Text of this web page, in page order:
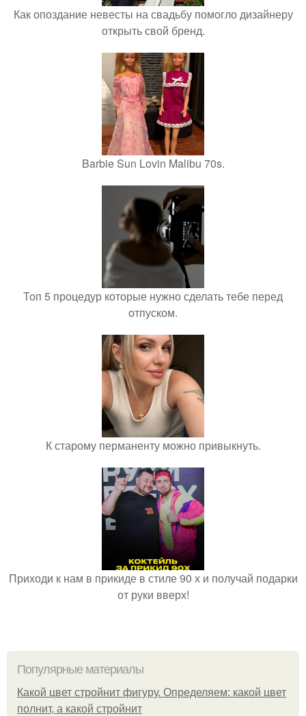
Как опоздание невесты на свадьбу помогло дизайнеру
открыть свой бренд.
Barbie Sun Lovin Malibu 70s.
Топ 5 процедур которые нужно сделать тебе перед
отпуском.
К старому перманенту можно привыкнуть.
Приходи к нам в прикиде в стиле 90 х и получай подарки
от руки вверх!
Популярные материалы
Какой цвет стройнит фигуру. Определяем: какой цвет
полнит, а какой стройнит